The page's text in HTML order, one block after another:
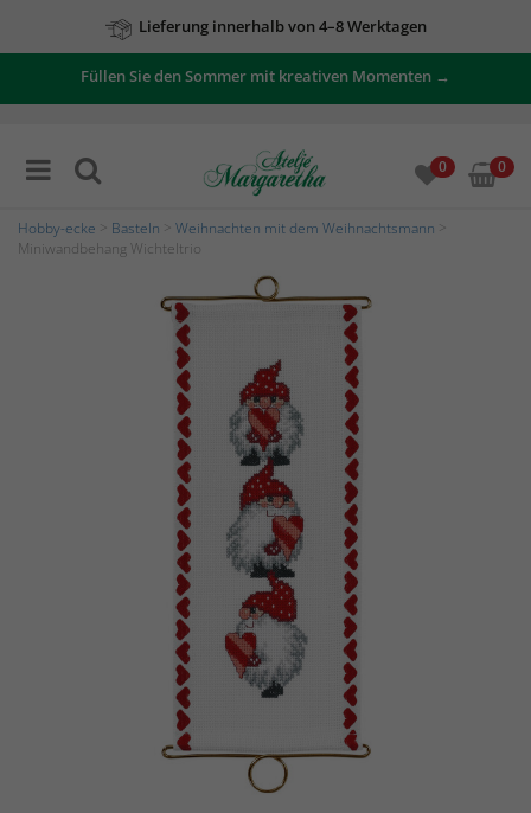
Lieferung innerhalb von 4–8 Werktagen
Füllen Sie den Sommer mit kreativen Momenten →
0 0
Hobby-ecke Basteln Weihnachten mit dem Weihnachtsmann
Miniwandbehang Wichteltrio